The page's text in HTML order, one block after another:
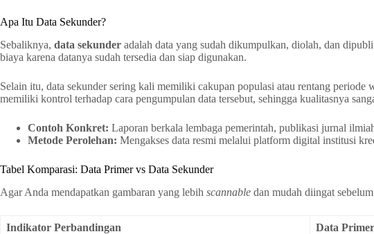
Apa Itu Data Sekunder?
Sebaliknya, data sekunder adalah data yang sudah dikumpulkan, diolah, dan
biaya karena datanya sudah tersedia dan siap digunakan.
Selain itu, data sekunder sering kali memiliki cakupan populasi atau rentang
memiliki kontrol terhadap cara pengumpulan data tersebut, sehingga kualitasnya
Contoh Konkret: Laporan berkala lembaga pemerintah, publikasi jurnal
Metode Perolehan: Mengakses data resmi melalui platform digital institusi
Tabel Komparasi: Data Primer vs Data Sekunder
Agar Anda mendapatkan gambaran yang lebih scannable dan mudah diingat
Indikator Perbandingan Data Primer